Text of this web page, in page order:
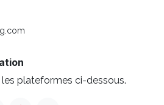
plateformes ci-dessous.